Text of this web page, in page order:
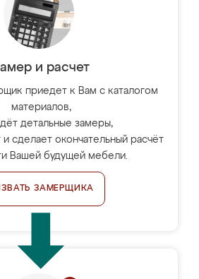
и расчет
приедет к Вам с каталогом
материалов,
детальные замеры,
сделает окончательный расчёт
Вашей будущей мебели.
ЗАМЕРЩИКА